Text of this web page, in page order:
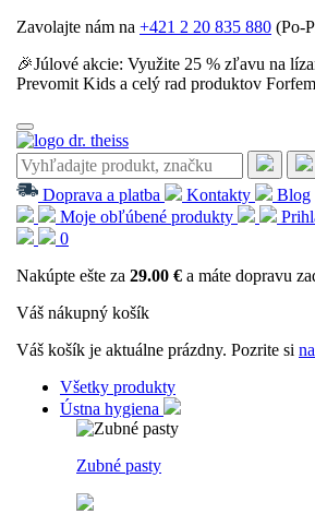
Zavolajte nám na +421 2 20 835 880 (Po-
🎉Júlové akcie: Využite 25 % zľavu na
Prevomit Kids a celý rad produktov
Doprava a platba Kontakty
Blog
Moje obľúbené produkty
0
Nakúpte ešte za 29.00 € a máte dopravu
Váš nákupný košík
Váš košík je aktuálne prázdny. Pozrite si
Všetky produkty
Ústna hygiena
Zubné pasty